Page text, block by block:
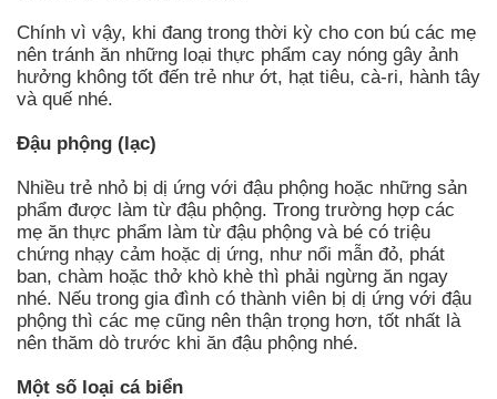
Chính vì vậy, khi đang trong thời kỳ cho con bú các mẹ
nên tránh ăn những loại thực phẩm cay nóng gây ảnh
hưởng không tốt đến trẻ như ớt, hạt tiêu, cà-ri, hành tây
và quế nhé.
Đậu phộng (lạc)
Nhiều trẻ nhỏ bị dị ứng với đậu phộng hoặc những sản
phẩm được làm từ đậu phộng. Trong trường hợp các
mẹ ăn thực phẩm làm từ đậu phộng và bé có triệu
chứng nhạy cảm hoặc dị ứng, như nổi mẫn đỏ, phát
ban, chàm hoặc thở khò khè thì phải ngừng ăn ngay
nhé. Nếu trong gia đình có thành viên bị dị ứng với đậu
phộng thì các mẹ cũng nên thận trọng hơn, tốt nhất là
nên thăm dò trước khi ăn đậu phộng nhé.
Một số loại cá biển